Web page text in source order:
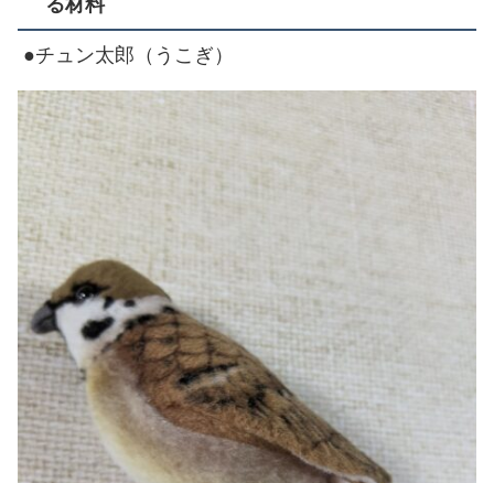
●チュン太郎（うこぎ）